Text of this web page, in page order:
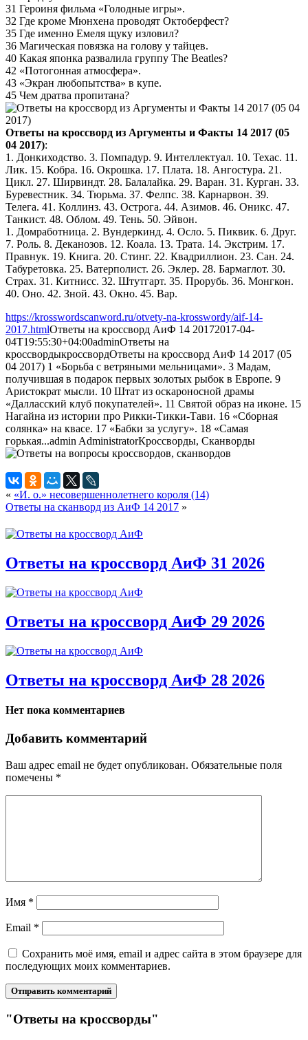
31 Героиня фильма «Голодные игры».
32 Где кроме Мюнхена проводят Октоберфест?
35 Где именно Емеля щуку изловил?
36 Магическая повязка на голову у тайцев.
40 Какая японка развалила группу The Beatles?
42 «Потогонная атмосфера».
43 «Экран любопытства» в купе.
45 Чем дратва пропитана?
Ответы на кроссворд из Аргументы и Факты 14 2017 (05
04 2017):
1. Донкиходство. 3. Помпадур. 9. Интеллектуал. 10. Техас. 11.
Лик. 15. Кобра. 16. Окрошка. 17. Плата. 18. Ангостура. 21.
Цикл. 27. Ширвиндт. 28. Балалайка. 29. Варан. 31. Курган. 33.
Буревестник. 34. Тюрьма. 37. Фелпс. 38. Карнарвон. 39.
Телега. 41. Коллинз. 43. Острога. 44. Азимов. 46. Оникс. 47.
Танкист. 48. Облом. 49. Тень. 50. Эйвон.
1. Домработница. 2. Вундеркинд. 4. Осло. 5. Пиквик. 6. Друг.
7. Роль. 8. Деканозов. 12. Коала. 13. Трата. 14. Экстрим. 17.
Правнук. 19. Книга. 20. Стинг. 22. Квадриллион. 23. Сан. 24.
Табуретовка. 25. Ватерполист. 26. Эклер. 28. Бармаглот. 30.
Страх. 31. Китнисс. 32. Штутгарт. 35. Прорубь. 36. Монгкон.
40. Оно. 42. Зной. 43. Окно. 45. Вар.
https://krosswordscanword.ru/otvety-na-krosswordy/aif-14-
2017.htmlОтветы на кроссворд АиФ 14 20172017-04-
04T19:55:30+04:00adminОтветы на
кроссвордыкроссвордОтветы на кроссворд АиФ 14 2017 (05
04 2017) 1 «Борьба с ветряными мельницами». 3 Мадам,
получившая в подарок первых золотых рыбок в Европе. 9
Аристократ мысли. 10 Штат из оскароносной драмы
«Далласский клуб покупателей». 11 Святой образ на иконе. 15
Нагайна из истории про Рикки-Тикки-Тави. 16 «Сборная
солянка» на квасе. 17 «Бабки за услугу». 18 «Самая
горькая...admin AdministratorКроссворды, Сканворды
« «И. о.» несовершеннолетнего короля (14)
Ответы на сканворд из АиФ 14 2017 »
Ответы на кроссворд АиФ 31 2026
Ответы на кроссворд АиФ 29 2026
Ответы на кроссворд АиФ 28 2026
Нет пока комментариев
Добавить комментарий
Ваш адрес email не будет опубликован. Обязательные поля
помечены *
Имя *
Email *
Сохранить моё имя, email и адрес сайта в этом браузере для
последующих моих комментариев.
"Ответы на кроссворды"